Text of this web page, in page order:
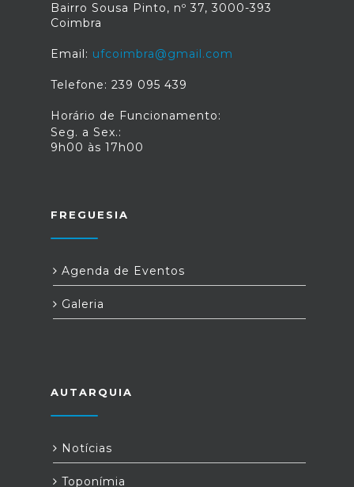
Bairro Sousa Pinto, nº 37, 3000-393
Coimbra
Email: ufcoimbra@gmail.com
Telefone: 239 095 439
Horário de Funcionamento:
Seg. a Sex.:
9h00 às 17h00
FREGUESIA
Agenda de Eventos
Galeria
AUTARQUIA
Notícias
Toponímia